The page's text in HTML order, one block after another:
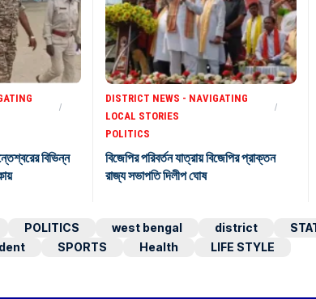
বিভিন্ন
DISTRICT NEWS - NAVIGATING
LOCAL STORIES
POLITICS
বিজেপির পরিবর্তন যাত্রায় বিজেপির প্রাক্তন
রাজ্য সভাপতি দিলীপ ঘোষ
POLITICS west bengal district
SPORTS Health LIFE STYLE